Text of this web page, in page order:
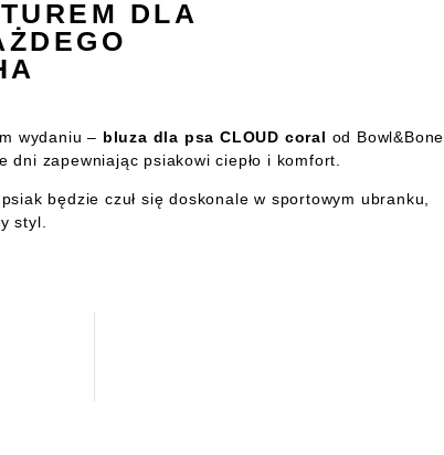
DLA
wydaniu – bluza dla psa CLOUD coral od Bowl&Bone
dni zapewniając psiakowi ciepło i komfort.
będzie czuł się doskonale w sportowym ubranku,
styl.